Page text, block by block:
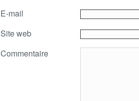
E-mail
Site web
Commentaire